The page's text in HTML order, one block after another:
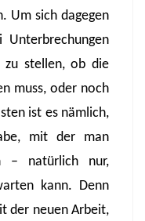
Um sich dagegen
Unterbrechungen
zu stellen, ob die
muss, oder noch
ist es nämlich,
mit der man
– natürlich nur,
kann. Denn
der neuen Arbeit,